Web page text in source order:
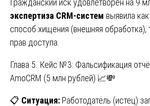
экспертиза CRM-систем выявила
способ хищения (внешняя обработка),
прав доступа.
Глава 5. Кейс №3: Фальсификация
AmoCRM (5 млн рублей) 📈💸
📋 Ситуация: Работодатель (истец)